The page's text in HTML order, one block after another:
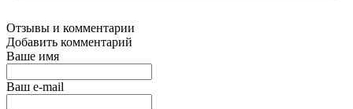
Отзывы и комментарии
Добавить комментарий
Ваше имя
Ваш e-mail